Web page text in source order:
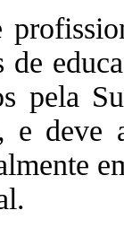
pela
e deve